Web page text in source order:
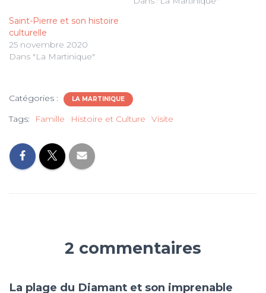
Saint-Pierre et son histoire
culturelle
25 novembre 2020
Dans "La Martinique"
Catégories : LA MARTINIQUE
Tags: Famille Histoire et Culture Visite
2 commentaires
La plage du Diamant et son imprenable